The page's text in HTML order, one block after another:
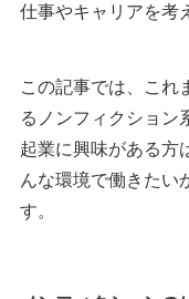
仕事やキャリアを考
この記事では、これ
るノンフィクション
起業に興味がある方
んな環境で働きたい
す。